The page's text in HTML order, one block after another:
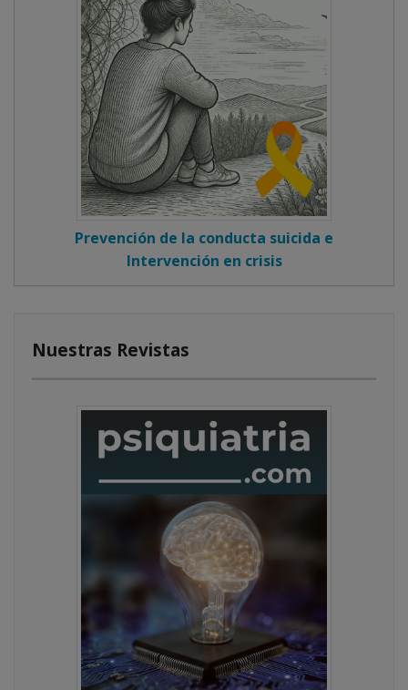
Prevención de la conducta suicida e
Intervención en crisis
Nuestras Revistas